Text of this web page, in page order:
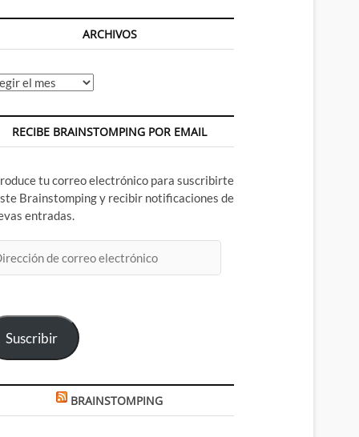
ARCHIVOS
RECIBE BRAINSTOMPING POR EMAIL
tu correo electrónico para suscribirte
Brainstomping y recibir notificaciones de
entradas.
Suscribir
BRAINSTOMPING